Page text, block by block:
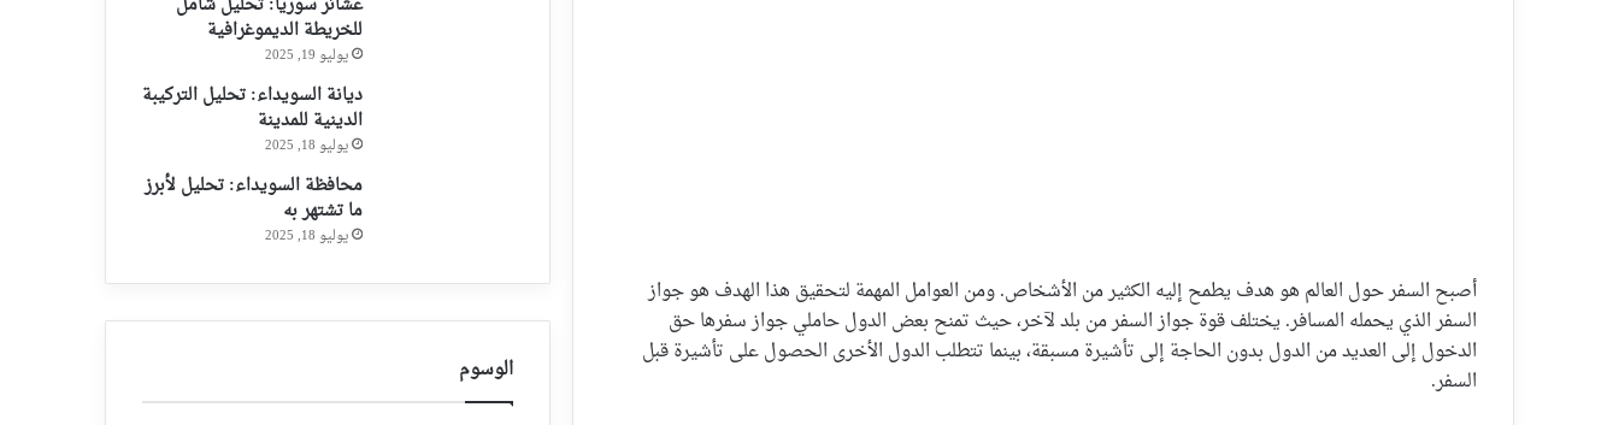
أصبح السفر حول العالم هو هدف يطمح إليه الكثير من الأشخاص. ومن العوامل المهمة لتحقيق هذا الهدف هو جواز
السفر الذي يحمله المسافر. يختلف قوة جواز السفر من بلد لآخر، حيث تمنح بعض الدول حاملي جواز سفرها حق
الدخول إلى العديد من الدول بدون الحاجة إلى تأشيرة مسبقة، بينما تتطلب الدول الأخرى الحصول على تأشيرة قبل
السفر.
للخريطة الديموغرافية
يوليو 19, 2025
ديانة السويداء: تحليل التركيبة
الدينية للمدينة
يوليو 18, 2025
محافظة السويداء: تحليل لأبرز
ما تشتهر به
يوليو 18, 2025
الوسوم